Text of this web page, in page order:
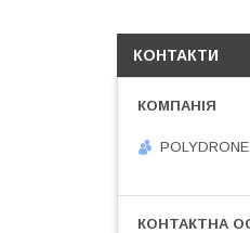
КОНТАКТИ
POLYDRONE